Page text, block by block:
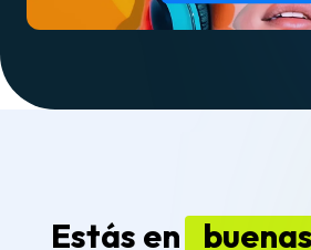
Estás en